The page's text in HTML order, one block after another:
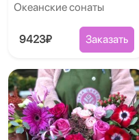
Океанские сонаты
9423₽ Заказать